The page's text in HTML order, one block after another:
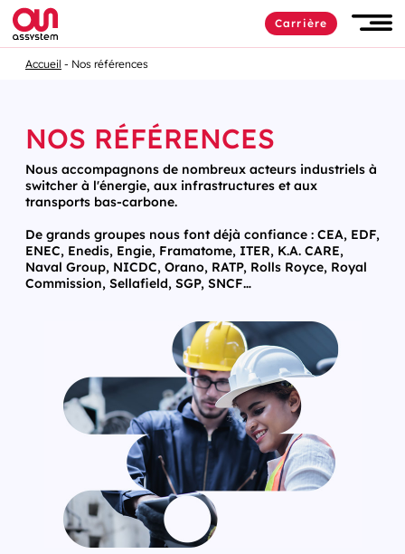
Carrière
Accueil Nos références
NOS RÉFÉRENCES
Nous accompagnons de nombreux acteurs industriels à
switcher à l'énergie, aux infrastructures et aux
transports bas-carbone.
De grands groupes nous font déjà confiance : CEA, EDF,
ENEC, Enedis, Engie, Framatome, ITER, K.A. CARE,
Naval Group, NICDC, Orano, RATP, Rolls Royce, Royal
Commission, Sellafield, SGP, SNCF…